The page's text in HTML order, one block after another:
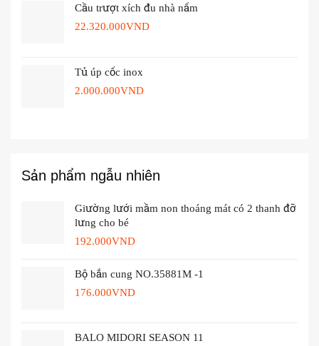
Cầu trượt xích đu nhà nấm
22.320.000VND
Tủ úp cốc inox
2.000.000VND
Sản phẩm ngẫu nhiên
Giường lưới mầm non thoáng mát có 2 thanh đỡ
lưng cho bé
192.000VND
Bộ bắn cung NO.35881M -1
176.000VND
BALO MIDORI SEASON 11